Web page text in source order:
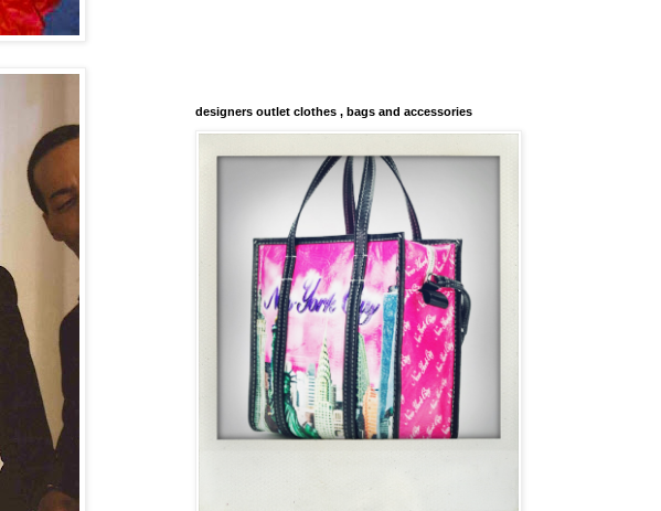
designers outlet clothes , bags and accessories